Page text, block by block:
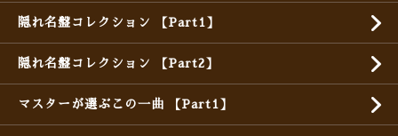
隠れ名盤コレクション 【Part1】
隠れ名盤コレクション 【Part2】
マスターが選ぶこの一曲 【Part1】